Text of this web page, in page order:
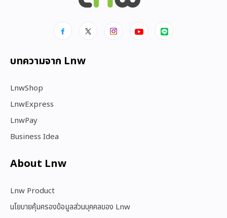
บทความจาก Lnw
LnwShop
LnwExpress
LnwPay
Business Idea
About Lnw​
Lnw Product
นโยบายคุ้มครองข้อมูลส่วนบุคคลของ Lnw